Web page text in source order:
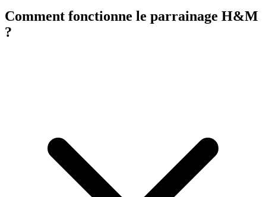
Comment fonctionne le parrainage H&M
?